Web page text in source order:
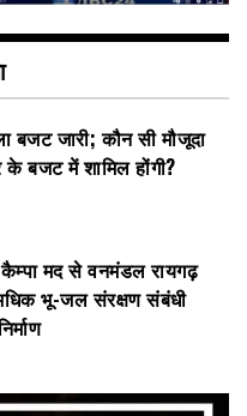
बजट जारी; कौन सी मौजूदा
के बजट में शामिल होंगी?
मद से वनमंडल रायगढ़
भू-जल संरक्षण संबंधी